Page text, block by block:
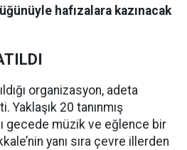
hafızalara kazınacak
organizasyon, adeta
Yaklaşık 20 tanınmış
gecede müzik ve eğlence bir
yanı sıra çevre illerden